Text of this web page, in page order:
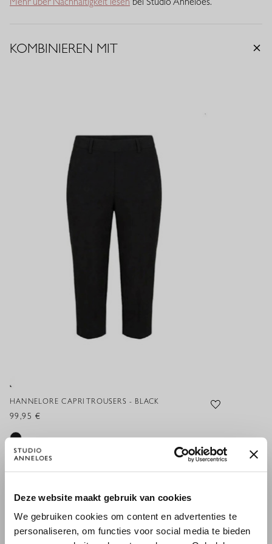
Deze website maakt gebruik van cookies
We gebruiken cookies om content en advertenties te
personaliseren, om functies voor social media te bieden
KOMBINIEREN MIT
HANNELORE CAPRI TROUSERS - BLACK
99,95 €
M
WILLKOMMEN BEI STUDIO
ANNELOES